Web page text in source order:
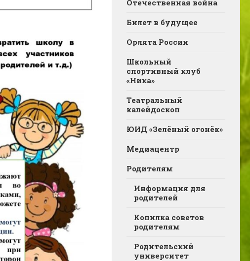
Отечественная война
Билет в будущее
Орлята России
Школьный
спортивный клуб
«Ника»
Театральный
калейдоскоп
ЮИД «Зелёный огонёк»
Медиацентр
Родителям
Информация для
родителей
Копилка советов
родителям
Родительский
университет